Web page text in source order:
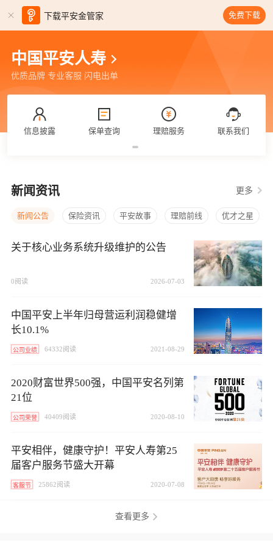
下载平安金管家 免费下载
中国平安人寿
优质品牌 专业客服 闪电出单
信息披露 保单查询 理赔服务 联系我们
新闻资讯 更多
新闻公告 保险资讯 平安故事 理赔前线 优才之星
关于核心业务系统升级维护的公告
0阅读 2026-07-03
中国平安上半年归母营运利润稳健增
长10.1%
公司业绩 64332阅读 2021-08-29
2020财富世界500强，中国平安名列第
21位
公司荣誉 40409阅读 2020-08-10
平安相伴，健康守护！平安人寿第25
届客户服务节盛大开幕
客服节 25862阅读 2020-07-08
查看更多